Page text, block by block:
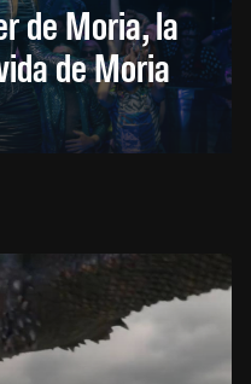
de Moria, la
de Moria